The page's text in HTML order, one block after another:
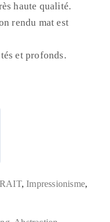
haute qualité.
rendu mat est
et profonds.
,Impressionisme,